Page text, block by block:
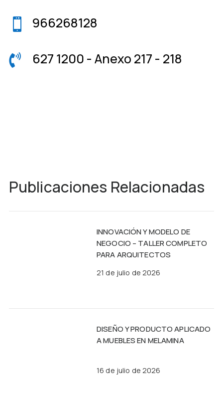
 966268128
 627 1200 - Anexo 217 - 218
Publicaciones Relacionadas
INNOVACIÓN Y MODELO DE
NEGOCIO – TALLER COMPLETO
PARA ARQUITECTOS
21 de julio de 2026
DISEÑO Y PRODUCTO APLICADO
A MUEBLES EN MELAMINA
16 de julio de 2026